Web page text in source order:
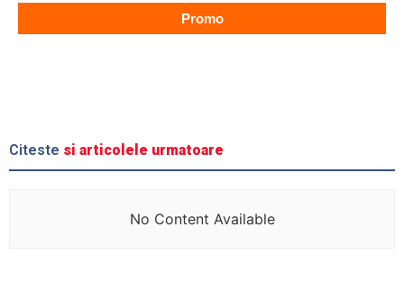
Promo
Citeste si articolele urmatoare
No Content Available